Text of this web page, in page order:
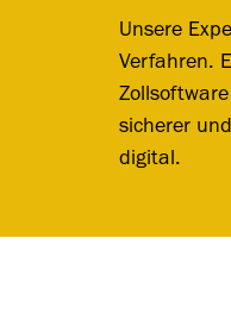
Unsere
Verfahren.
sicherer
digital.